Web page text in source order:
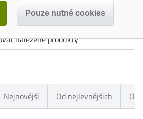
nalezené produkty
Nejnovější Od nejlevnějších Od